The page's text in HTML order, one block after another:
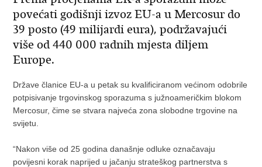
povećati godišnji izvoz EU-a u Mercosur do
39 posto (49 milijardi eura), podržavajući
više od 440 000 radnih mjesta diljem
Europe.
Države članice EU-a u petak su kvalificiranom većinom odobrile
potpisivanje trgovinskog sporazuma s južnoameričkim blokom
Mercosur, čime se stvara najveća zona slobodne trgovine na
svijetu.
“Nakon više od 25 godina današnje odluke označavaju
povijesni korak naprijed u jačanju strateškog partnerstva s